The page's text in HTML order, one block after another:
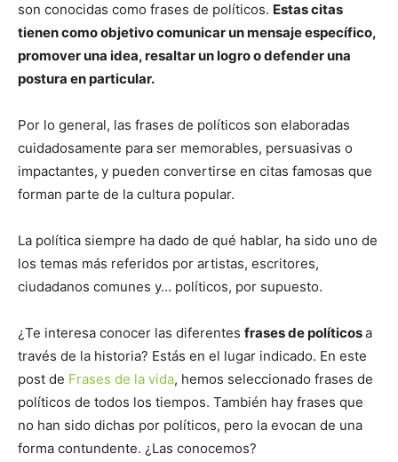
son conocidas como frases de políticos. Estas citas
tienen como objetivo comunicar un mensaje específico,
promover una idea, resaltar un logro o defender una
postura en particular.
Por lo general, las frases de políticos son elaboradas
cuidadosamente para ser memorables, persuasivas o
impactantes, y pueden convertirse en citas famosas que
forman parte de la cultura popular.
La política siempre ha dado de qué hablar, ha sido uno de
los temas más referidos por artistas, escritores,
ciudadanos comunes y… políticos, por supuesto.
¿Te interesa conocer las diferentes frases de políticosa
través de la historia? Estás en el lugar indicado. En este
post de Frases de la vida, hemos seleccionado frases de
políticos de todos los tiempos. También hay frases que
no han sido dichas por políticos, pero la evocan de una
forma contundente. ¿Las conocemos?